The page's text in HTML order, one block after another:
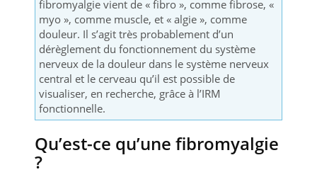
fibromyalgie vient de « fibro », comme fibrose, «
myo », comme muscle, et « algie », comme
douleur. Il s’agit très probablement d’un
dérèglement du fonctionnement du système
nerveux de la douleur dans le système nerveux
central et le cerveau qu’il est possible de
visualiser, en recherche, grâce à l’IRM
fonctionnelle.
Qu’est-ce qu’une fibromyalgie
?